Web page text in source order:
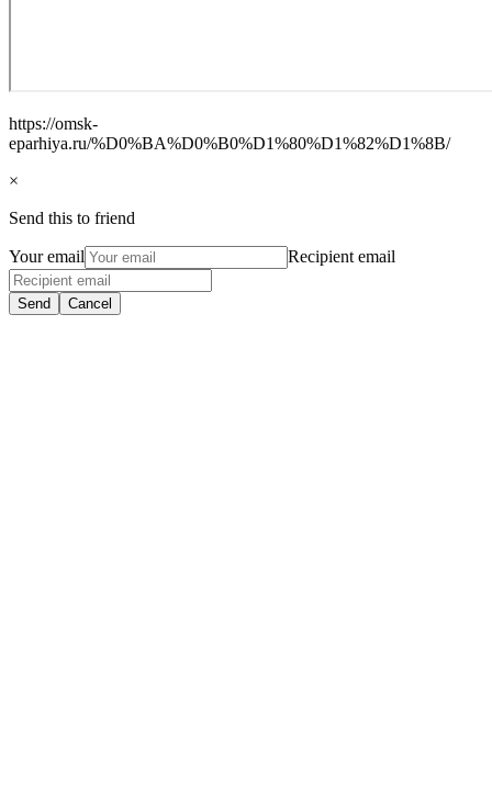
https://omsk-
eparhiya.ru/%D0%BA%D0%B0%D1%80%D1%82%D1%8B/
×
Send this to friend
Your email Recipient email
Send Cancel